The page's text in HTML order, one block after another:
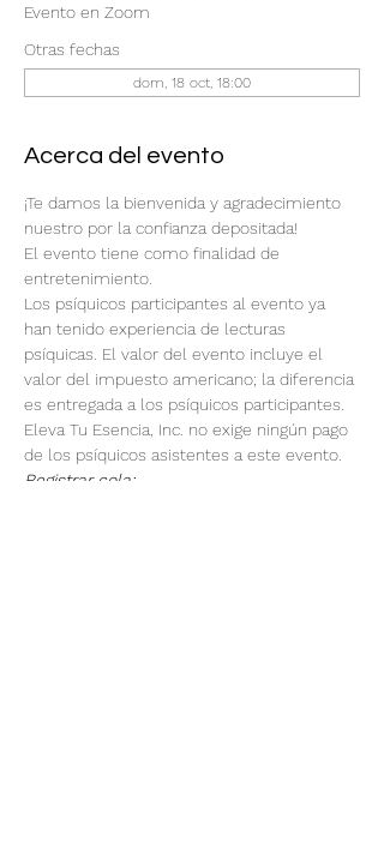
Evento en Zoom
Otras fechas
dom, 18 oct, 18:00
Acerca del evento
¡Te damos la bienvenida y agradecimiento
nuestro por la confianza depositada!
El evento tiene como finalidad de
entretenimiento.
Los psíquicos participantes al evento ya
han tenido experiencia de lecturas
psíquicas. El valor del evento incluye el
valor del impuesto americano; la diferencia
es entregada a los psíquicos participantes.
Eleva Tu Esencia, Inc. no exige ningún pago
de los psíquicos asistentes a este evento.
Registrar cola: